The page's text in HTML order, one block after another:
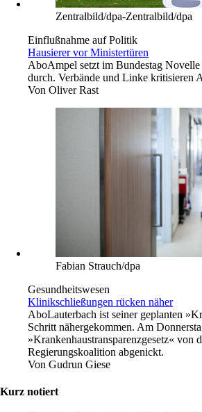
Zentralbild/dpa-Zentralbild/dpa
Einflußnahme auf Politik
Hausierer vor Ministertüren
AboAmpel setzt im Bundestag
durch. Verbände und Linke kritisieren
Von Oliver Rast
Fabian Strauch/dpa
Gesundheitswesen
Klinikschließungen rücken näher
AboLauterbach ist seiner geplanten
Schritt nähergekommen. Am
»Krankenhaustransparenzgesetz« von
Regierungskoalition abgenickt.
Von Gudrun Giese
Kurz notiert